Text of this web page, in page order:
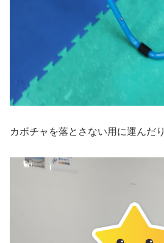
カボチャを落とさない用に運んだり